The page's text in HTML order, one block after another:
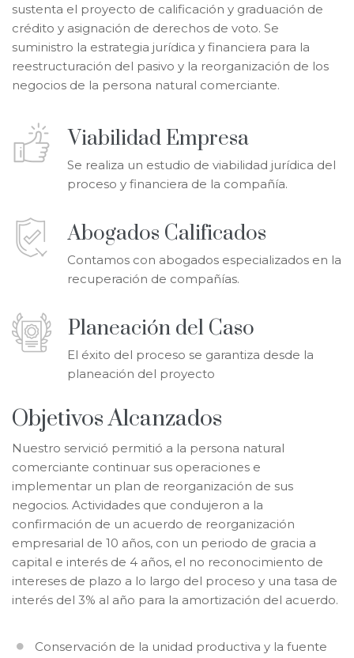
sustenta el proyecto de calificación y graduación de
crédito y asignación de derechos de voto. Se
suministro la estrategia jurídica y financiera para la
reestructuración del pasivo y la reorganización de los
negocios de la persona natural comerciante.
Viabilidad Empresa
Se realiza un estudio de viabilidad jurídica del
proceso y financiera de la compañía.
Abogados Calificados
Contamos con abogados especializados en la
recuperación de compañías.
Planeación del Caso
El éxito del proceso se garantiza desde la
planeación del proyecto
Objetivos Alcanzados
Nuestro servició permitió a la persona natural
comerciante continuar sus operaciones e
implementar un plan de reorganización de sus
negocios. Actividades que condujeron a la
confirmación de un acuerdo de reorganización
empresarial de 10 años, con un periodo de gracia a
capital e interés de 4 años, el no reconocimiento de
intereses de plazo a lo largo del proceso y una tasa de
interés del 3% al año para la amortización del acuerdo.
Conservación de la unidad productiva y la fuente